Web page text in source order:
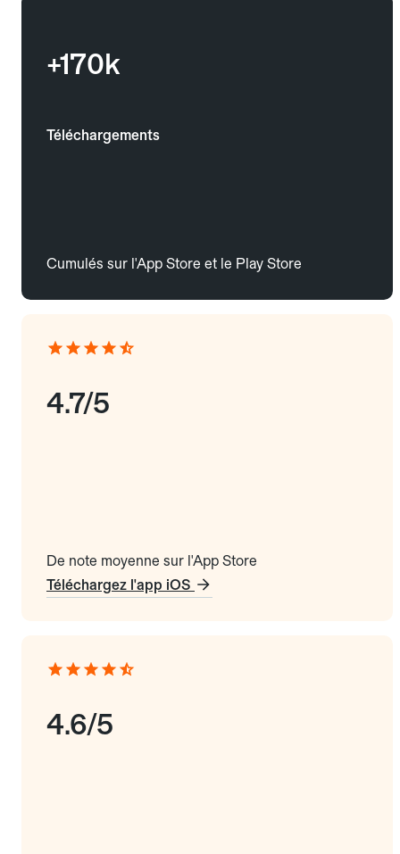
+170k
Téléchargements
Cumulés sur l'App Store et le Play Store
4.7/5
De note moyenne sur l'App Store
Téléchargez l'app iOS
4.6/5